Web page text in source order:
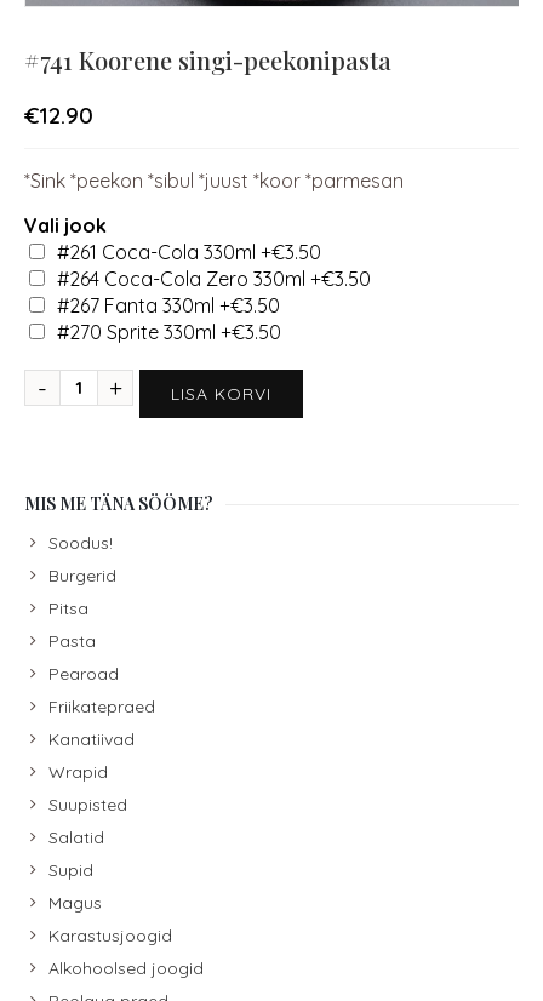
#741 Koorene singi-peekonipasta
€12.90
*Sink *peekon *sibul *juust *koor *parmesan
Vali jook
#261 Coca-Cola 330ml +€3.50
#264 Coca-Cola Zero 330ml +€3.50
#267 Fanta 330ml +€3.50
#270 Sprite 330ml +€3.50
LISA KORVI
MIS ME TÄNA SÖÖME?
Soodus!
Burgerid
Pitsa
Pasta
Pearoad
Friikatepraed
Kanatiivad
Wrapid
Suupisted
Salatid
Supid
Magus
Karastusjoogid
Alkohoolsed joogid